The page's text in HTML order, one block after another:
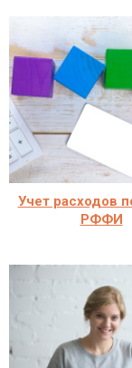
Учет расходов
РФФИ